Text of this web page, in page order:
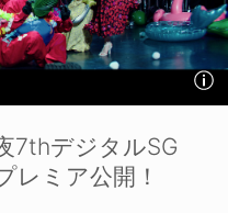
7thデジタルSG
レミア公開！